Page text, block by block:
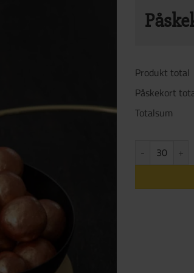
Legg
skriv
på
Produkt total
Påskekort
Totalsum
Bronze Lakris